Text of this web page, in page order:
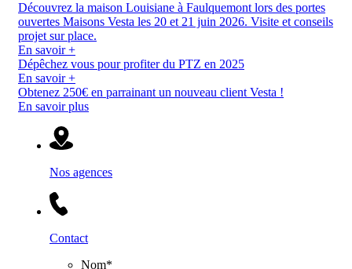
Découvrez la maison Louisiane à Faulquemont lors des portes
ouvertes Maisons Vesta les 20 et 21 juin 2026. Visite et conseils
projet sur place.
En savoir +
Dépêchez vous pour profiter du PTZ en 2025
En savoir +
Obtenez 250€ en parrainant un nouveau client Vesta !
En savoir plus
Nos agences
Contact
Nom*